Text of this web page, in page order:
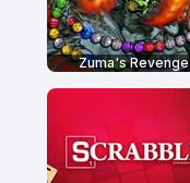
Zuma's Revenge